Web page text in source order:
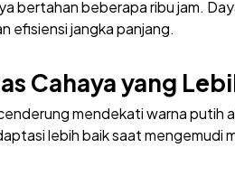
bertahan beberapa ribu jam.
efisiensi jangka panjang.
Cahaya yang
mendekati warna putih
lebih baik saat mengemudi